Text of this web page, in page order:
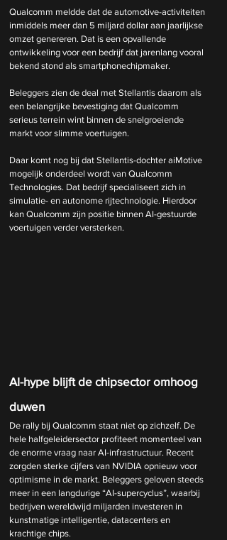
Qualcomm meldde dat de automotive-activiteiten
inmiddels meer dan 5 miljard dollar aan jaarlijkse
omzet genereren. Dat is een opvallende
ontwikkeling voor een bedrijf dat jarenlang vooral
bekend stond als smartphonechipmaker.
Beleggers zien de deal met Stellantis daarom als
een belangrijke bevestiging dat Qualcomm
serieus terrein wint binnen de snelgroeiende
markt voor slimme voertuigen.
Daar komt nog bij dat Stellantis-dochter aiMotive
mogelijk onderdeel wordt van Qualcomm
Technologies. Dat bedrijf specialiseert zich in
simulatie- en autonome rijtechnologie. Hierdoor
kan Qualcomm zijn positie binnen AI-gestuurde
voertuigen verder versterken.
AI-hype blijft de chipsector omhoog
duwen
De rally bij Qualcomm staat niet op zichzelf. De
hele halfgeleidersector profiteert momenteel van
de enorme vraag naar AI-infrastructuur. Recent
zorgden sterke cijfers van NVIDIA opnieuw voor
optimisme in de markt. Beleggers geloven steeds
meer in een langdurige “AI-supercyclus”, waarbij
bedrijven wereldwijd miljarden investeren in
kunstmatige intelligentie, datacenters en
krachtige chips.